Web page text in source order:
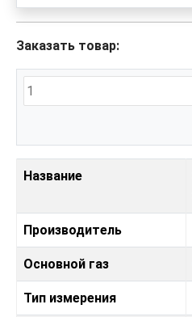
Заказать товар:
Название
Производитель
Основной газ
Тип измерения